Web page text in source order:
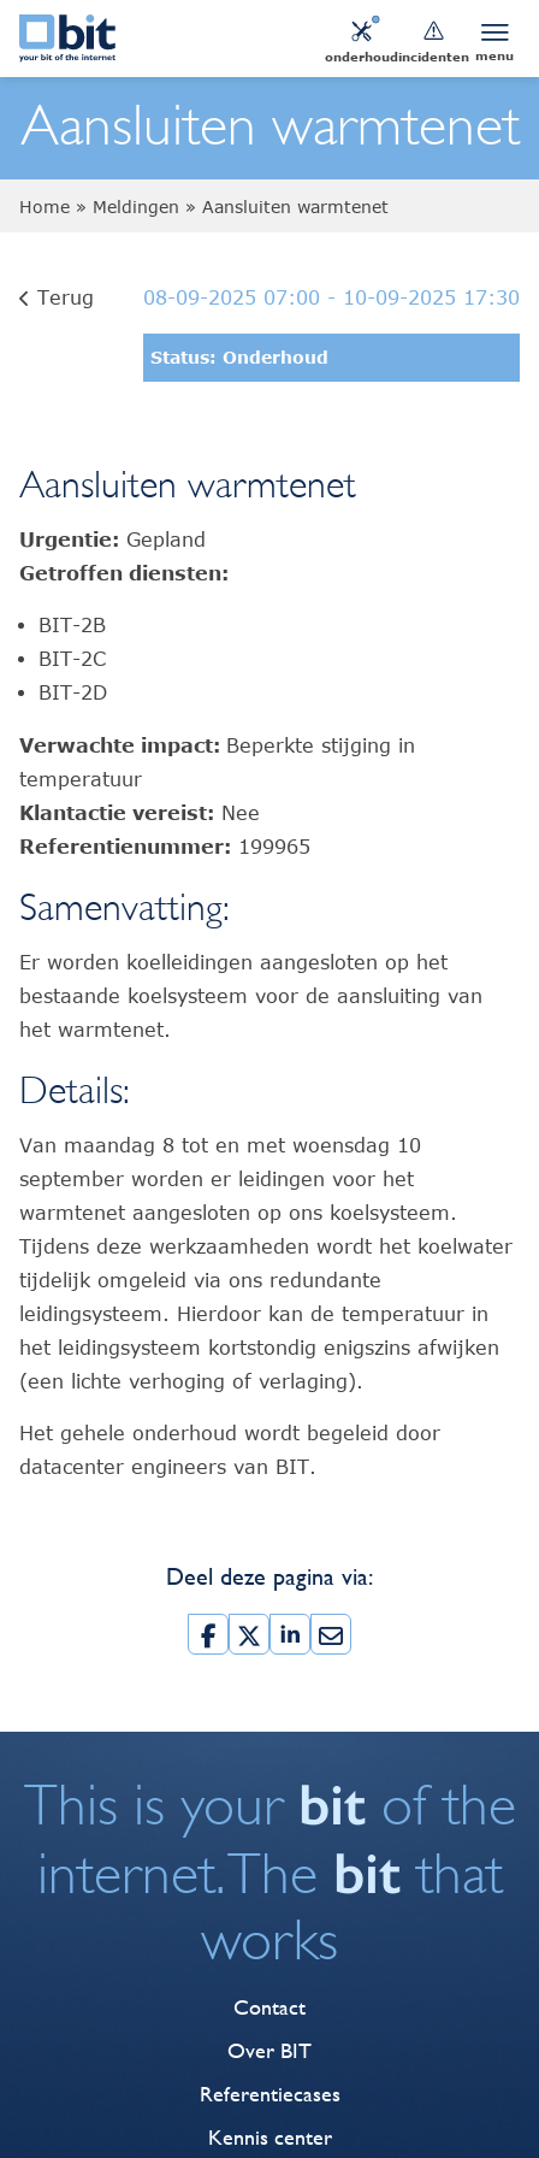
onderhoudincidenten menu
Aansluiten warmtenet
Home » Meldingen » Aansluiten warmtenet
Terug 08-09-2025 07:00 - 10-09-2025 17:30
Status: Onderhoud
Aansluiten warmtenet
Urgentie: Gepland
Getroffen diensten:
BIT-2B
BIT-2C
BIT-2D
Verwachte impact: Beperkte stijging in
temperatuur
Klantactie vereist: Nee
Referentienummer: 199965
Samenvatting:
Er worden koelleidingen aangesloten op het
bestaande koelsysteem voor de aansluiting van
het warmtenet.
Details:
Van maandag 8 tot en met woensdag 10
september worden er leidingen voor het
warmtenet aangesloten op ons koelsysteem.
Tijdens deze werkzaamheden wordt het koelwater
tijdelijk omgeleid via ons redundante
leidingsysteem. Hierdoor kan de temperatuur in
het leidingsysteem kortstondig enigszins afwijken
(een lichte verhoging of verlaging).
Het gehele onderhoud wordt begeleid door
datacenter engineers van BIT.
Deel deze pagina via:
This is your bitof the
internet. The bitthat
works
Contact
Over BIT
Referentiecases
Kennis center